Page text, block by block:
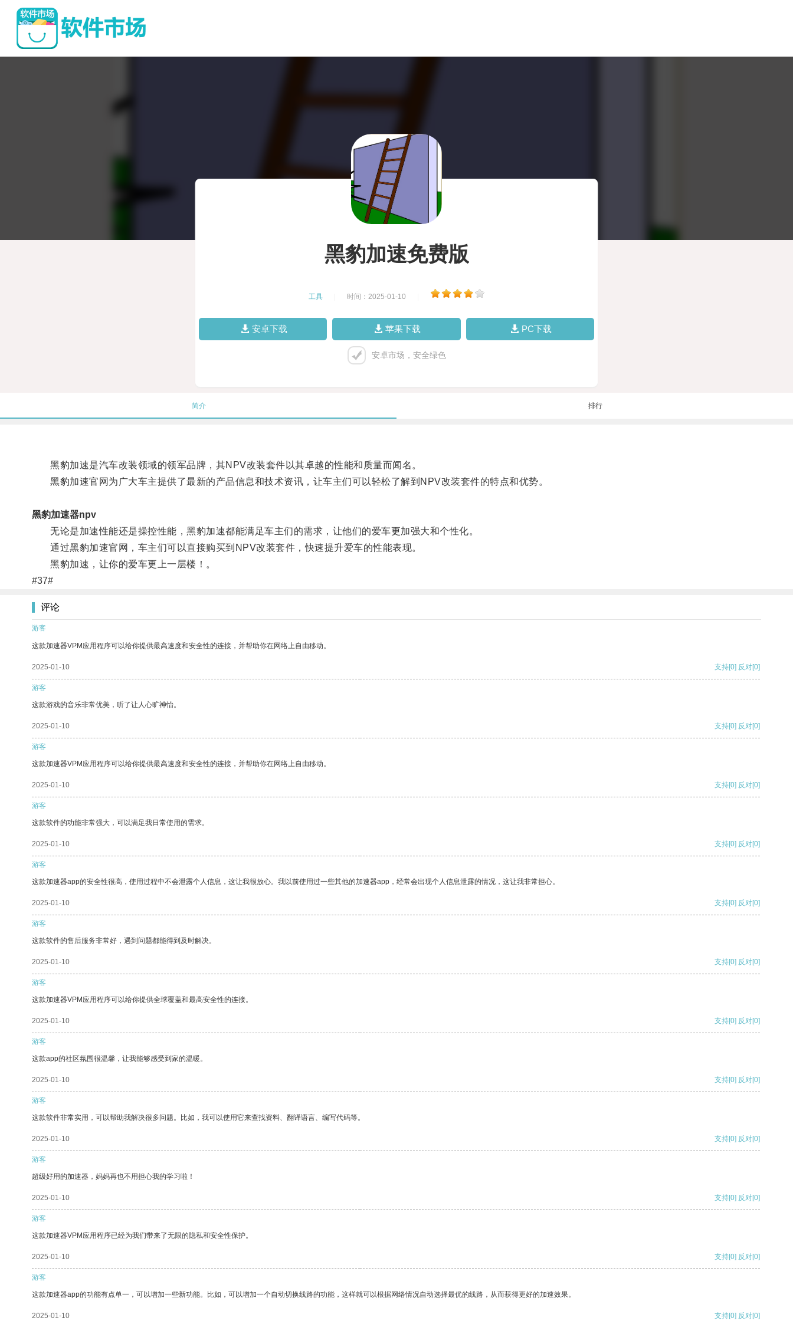
黑豹加速免费版
工具 时间：2025-01-10
安卓下载 苹果下载 PC下载
安卓市场，安全绿色
简介 排行
黑豹加速是汽车改装领域的领军品牌，其NPV改装套件以其卓越的性能和质量而闻名。
黑豹加速官网为广大车主提供了最新的产品信息和技术资讯，让车主们可以轻松了解到NPV改装套件的特点和优势。
黑豹加速器npv
无论是加速性能还是操控性能，黑豹加速都能满足车主们的需求，让他们的爱车更加强大和个性化。
通过黑豹加速官网，车主们可以直接购买到NPV改装套件，快速提升爱车的性能表现。
黑豹加速，让你的爱车更上一层楼！。
#37#
评论
游客
这款加速器VPM应用程序可以给你提供最高速度和安全性的连接，并帮助你在网络上自由移动。
2025-01-10 支持[0] 反对[0]
游客
这款游戏的音乐非常优美，听了让人心旷神怡。
2025-01-10 支持[0] 反对[0]
游客
这款加速器VPM应用程序可以给你提供最高速度和安全性的连接，并帮助你在网络上自由移动。
2025-01-10 支持[0] 反对[0]
游客
这款软件的功能非常强大，可以满足我日常使用的需求。
2025-01-10 支持[0] 反对[0]
游客
这款加速器app的安全性很高，使用过程中不会泄露个人信息，这让我很放心。我以前使用过一些其他的加速器app，经常会出现个人信息泄露的情况，这让我非常担心。
2025-01-10 支持[0] 反对[0]
游客
这款软件的售后服务非常好，遇到问题都能得到及时解决。
2025-01-10 支持[0] 反对[0]
游客
这款加速器VPM应用程序可以给你提供全球覆盖和最高安全性的连接。
2025-01-10 支持[0] 反对[0]
游客
这款app的社区氛围很温馨，让我能够感受到家的温暖。
2025-01-10 支持[0] 反对[0]
游客
这款软件非常实用，可以帮助我解决很多问题。比如，我可以使用它来查找资料、翻译语言、编写代码等。
2025-01-10 支持[0] 反对[0]
游客
超级好用的加速器，妈妈再也不用担心我的学习啦！
2025-01-10 支持[0] 反对[0]
游客
这款加速器VPM应用程序已经为我们带来了无限的隐私和安全性保护。
2025-01-10 支持[0] 反对[0]
游客
这款加速器app的功能有点单一，可以增加一些新功能。比如，可以增加一个自动切换线路的功能，这样就可以根据网络情况自动选择最优的线路，从而获得更好的加速效果。
2025-01-10 支持[0] 反对[0]